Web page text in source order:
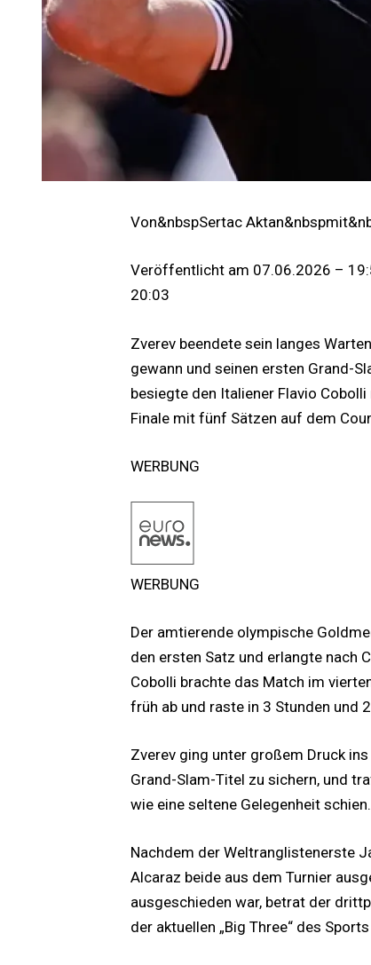
Von&nbspSertac
Veröffentlicht am 07.06.2026 –
20:03
Zverev beendete sein langes
gewann und seinen ersten Grand-
besiegte den Italiener Flavio
Finale mit fünf Sätzen auf dem
WERBUNG
WERBUNG
Der amtierende olympische
den ersten Satz und erlangte nach
Cobolli brachte das Match im
früh ab und raste in 3 Stunden und
Zverev ging unter großem Druck
Grand-Slam-Titel zu sichern, und
wie eine seltene Gelegenheit schien.
Nachdem der Weltranglistenerste
Alcaraz beide aus dem Turnier
ausgeschieden war, betrat der
der aktuellen „Big Three“ des